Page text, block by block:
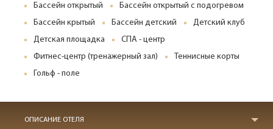
Бассейн открытый
Бассейн открытый с подогревом
Бассейн крытый
Бассейн детский
Детский клуб
Детская площадка
СПА - центр
Фитнес-центр (тренажерный зал)
Теннисные корты
Гольф - поле
ОПИСАНИЕ ОТЕЛЯ